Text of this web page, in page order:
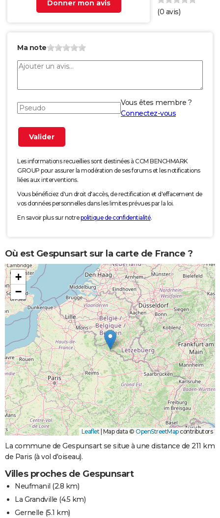
Donner mon avis
(0 avis)
Ma note
Vous êtes membre ?
Connectez-vous
Les informations recueillies sont destinées à CCM BENCHMARK
GROUP pour assurer la modération de ses forums et les notifications
liées aux interventions.
Vous bénéficiez d'un droit d'accès, de rectification et d'effacement de
vos données personnelles dans les limites prévues par la loi.
En savoir plus sur notrepolitique de confidentialité.
Où est Gespunsart sur la carte de France ?
+
−
Leaflet|Map data © OpenStreetMapcontributors
La commune de Gespunsart se situe à une distance de 211 km
de Paris (à vol d'oiseau).
Villes proches de Gespunsart
Neufmanil (2.8 km)
La Grandville (4.5 km)
Gernelle (5.1 km)